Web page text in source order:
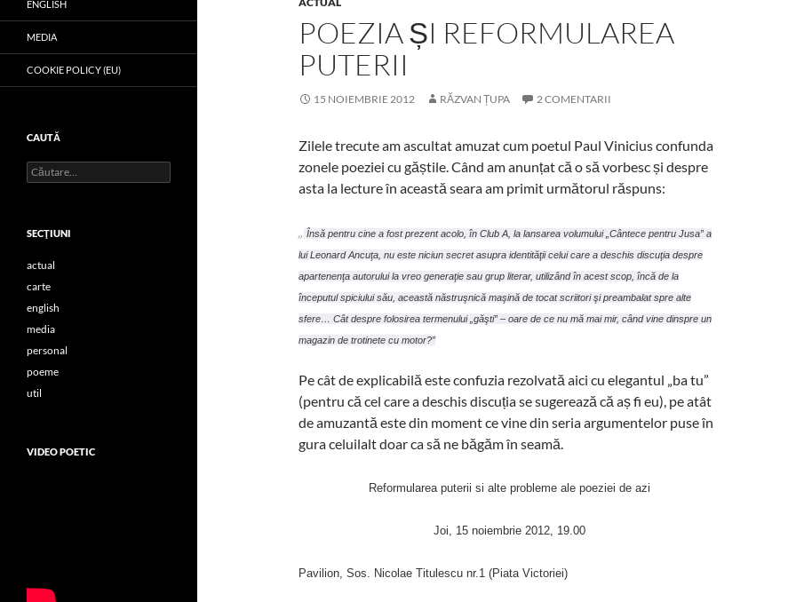
POEZIA ȘI REFORMULAREA
PUTERII
15 NOIEMBRIE 2012 RĂZVAN ȚUPA 2 COMENTARII
Zilele trecute am ascultat amuzat cum poetul Paul Vinicius confunda
zonele poeziei cu găștile. Când am anunțat că o să vorbesc și despre
asta la lecture în această seara am primit următorul răspuns:
„ Însă pentru cine a fost prezent acolo, în Club A, la lansarea volumului „Cântece pentru Jusa” a
lui Leonard Ancuţa, nu este niciun secret asupra identităţii celui care a deschis discuţia despre
apartenenţa autorului la vreo generaţie sau grup literar, utilizând în acest scop, încă de la
începutul spiciului său, această năstruşnică maşină de tocat scriitori şi preambalat spre alte
sfere… Cât despre folosirea termenului „găşti” – oare de ce nu mă mai mir, când vine dinspre un
magazin de trotinete cu motor?”
Pe cât de explicabilă este confuzia rezolvată aici cu elegantul „ba tu”
(pentru că cel care a deschis discuția se sugerează că aș fi eu), pe atât
de amuzantă este din moment ce vine din seria argumentelor puse în
gura celuilalt doar ca să ne băgăm în seamă.
Reformularea puterii si alte probleme ale poeziei de azi
Joi, 15 noiembrie 2012, 19.00
Pavilion, Sos. Nicolae Titulescu nr.1 (Piata Victoriei)
ENGLISH
MEDIA
COOKIE POLICY (EU)
CAUTĂ
Caută
după:
SECŢIUNI
actual
carte
english
media
personal
poeme
util
VIDEO POETIC